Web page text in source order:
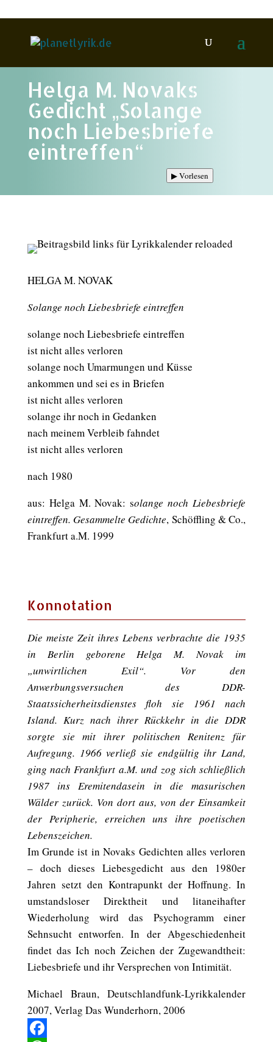
Helga M. Novaks
Gedicht „Solange
noch Liebesbriefe
eintreffen“
▶Vorlesen
HELGA M. NOVAK
Solange noch Liebesbriefe eintreffen
solange noch Liebesbriefe eintreffen
ist nicht alles verloren
solange noch Umarmungen und Küsse
ankommen und sei es in Briefen
ist nicht alles verloren
solange ihr noch in Gedanken
nach meinem Verbleib fahndet
ist nicht alles verloren
nach 1980
aus: Helga M. Novak: solange noch Liebesbriefe
eintreffen. Gesammelte Gedichte, Schöffling & Co.,
Frankfurt a.M. 1999
Konnotation
Die meiste Zeit ihres Lebens verbrachte die 1935
in Berlin geborene Helga M. Novak im
„unwirtlichen Exil“. Vor den
Anwerbungsversuchen des DDR-
Staatssicherheitsdienstes floh sie 1961 nach
Island. Kurz nach ihrer Rückkehr in die DDR
sorgte sie mit ihrer politischen Renitenz für
Aufregung. 1966 verließ sie endgültig ihr Land,
ging nach Frankfurt a.M. und zog sich schließlich
1987 ins Eremitendasein in die masurischen
Wälder zurück. Von dort aus, von der Einsamkeit
der Peripherie, erreichen uns ihre poetischen
Lebenszeichen.
Im Grunde ist in Novaks Gedichten alles verloren
– doch dieses Liebesgedicht aus den 1980er
Jahren setzt den Kontrapunkt der Hoffnung. In
umstandsloser Direktheit und litaneihafter
Wiederholung wird das Psychogramm einer
Sehnsucht entworfen. In der Abgeschiedenheit
findet das Ich noch Zeichen der Zugewandtheit:
Liebesbriefe und ihr Versprechen von Intimität.
Michael Braun, Deutschlandfunk-Lyrikkalender
2007, Verlag Das Wunderhorn, 2006